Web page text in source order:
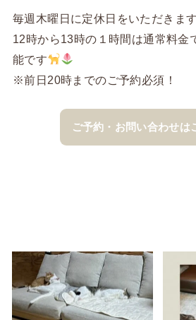
毎週木曜日に定休日をいただきます
12時から13時の１時間は通常料金
能です
※前日20時までのご予約必須！
ご予約・お問い合わせは